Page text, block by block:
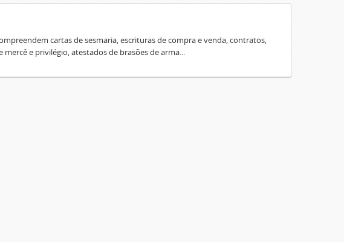
cartas de sesmaria, escrituras de compra e venda, contratos,
e privilégio, atestados de brasões de arma...